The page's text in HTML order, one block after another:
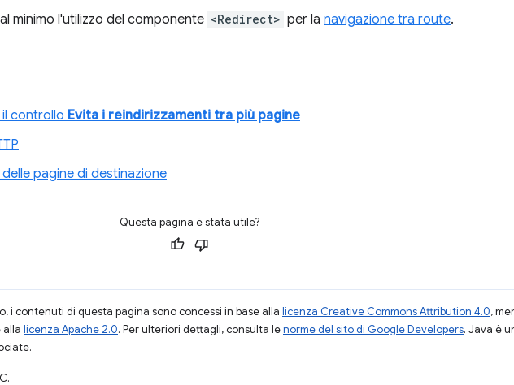
minimo l'utilizzo del componente <Redirect> per la navigazione tra route.
controllo Evita i reindirizzamenti tra più pagine
pagine di destinazione
Questa pagina è stata utile?
i contenuti di questa pagina sono concessi in base alla licenza Creative Commons Attribution 4.0,
alla licenza Apache 2.0. Per ulteriori dettagli, consulta lenorme del sito di Google Developers. Java è